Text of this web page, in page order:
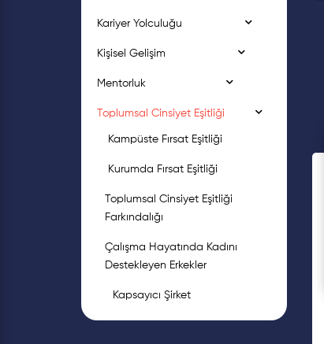
Kariyer Yolculuğu
Kişisel Gelişim
Mentorluk
Toplumsal Cinsiyet Eşitliği
Kampüste Fırsat Eşitliği
Kurumda Fırsat Eşitliği
Toplumsal Cinsiyet Eşitliği
Farkındalığı
Çalışma Hayatında Kadını
Destekleyen Erkekler
Kapsayıcı Şirket